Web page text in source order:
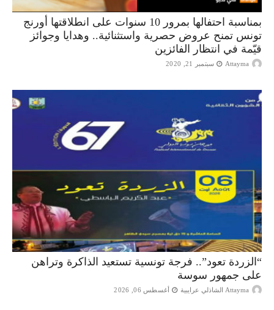
بمناسبة احتفالها بمرور 10 سنوات على انطلاقتها أورنج
تونس تمنح عروض حصرية واستثنائية.. وهدايا وجوائز
قيّمة في انتظار الفائزين
Attayma سبتمبر 21, 2020
“الزردة تعود”.. فرجة تونسية تستعيد الذاكرة وتراهن
على جمهور سوسة
Attayma الشاذلي عرايبية أغسطس 06, 2026